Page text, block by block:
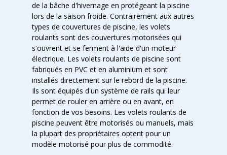
de la bâche d'hivernage en protégeant la piscine
lors de la saison froide. Contrairement aux autres
types de couvertures de piscine, les volets
roulants sont des couvertures motorisées qui
s'ouvrent et se ferment à l'aide d'un moteur
électrique. Les volets roulants de piscine sont
fabriqués en PVC et en aluminium et sont
installés directement sur le rebord de la piscine.
Ils sont équipés d'un système de rails qui leur
permet de rouler en arrière ou en avant, en
fonction de vos besoins. Les volets roulants de
piscine peuvent être motorisés ou manuels, mais
la plupart des propriétaires optent pour un
modèle motorisé pour plus de commodité.